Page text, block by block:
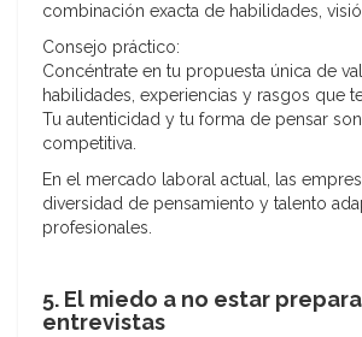
combinación exacta de habilidades,
Consejo práctico:
Concéntrate en tu propuesta única de
habilidades, experiencias y rasgos que
Tu autenticidad y tu forma de pensar
competitiva.
En el mercado laboral actual, las
diversidad de pensamiento y talento
profesionales.
5. El miedo a no estar
entrevistas